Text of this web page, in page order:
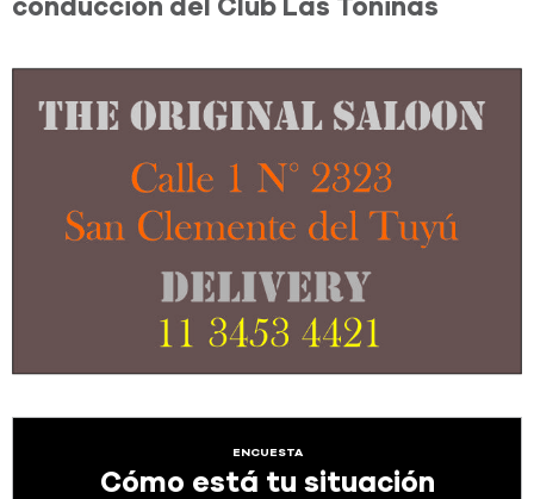
conducción del Club Las Toninas
ENCUESTA
Cómo está tu situación